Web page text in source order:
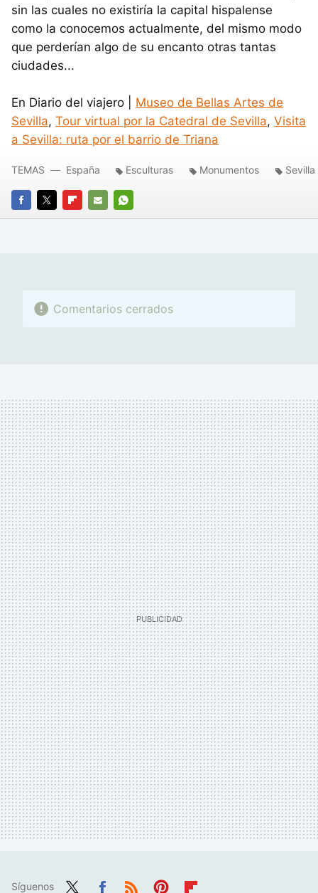
sin las cuales no existiría la capital hispalense
como la conocemos actualmente, del mismo modo
que perderían algo de su encanto otras tantas
ciudades...
En Diario del viajero | Museo de Bellas Artes de
Sevilla, Tour virtual por la Catedral de Sevilla, Visita
a Sevilla: ruta por el barrio de Triana
FACEBOOK
TWITTERFLIPBOARD
E-
WHATSAPP
TEMAS España Esculturas Monumentos Sevilla
Comentarios cerrados
Síguenos